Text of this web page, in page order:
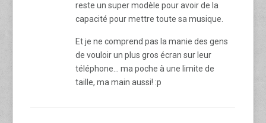
reste un super modèle pour avoir de la
capacité pour mettre toute sa musique.
Et je ne comprend pas la manie des gens
de vouloir un plus gros écran sur leur
téléphone… ma poche à une limite de
taille, ma main aussi! :p